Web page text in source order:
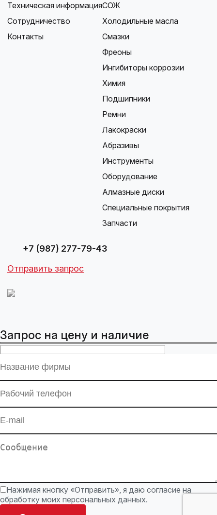
Техническая информация
Сотрудничество
Контакты
СОЖ
Холодильные масла
Смазки
Фреоны
Ингибиторы коррозии
Химия
Подшипники
Ремни
Лакокраски
Абразивы
Инструменты
Оборудование
Алмазные диски
Специальные покрытия
Запчасти
+7 (987) 277-79-43
Отправить запрос
Запрос на цену и наличие
Нажимая кнопку «Отправить», я даю согласие на
обработку моих персональных данных.